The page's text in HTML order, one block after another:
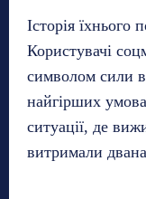
Історія їхнього
Користувачі
символом сили
найгірших
ситуації, де
витримали